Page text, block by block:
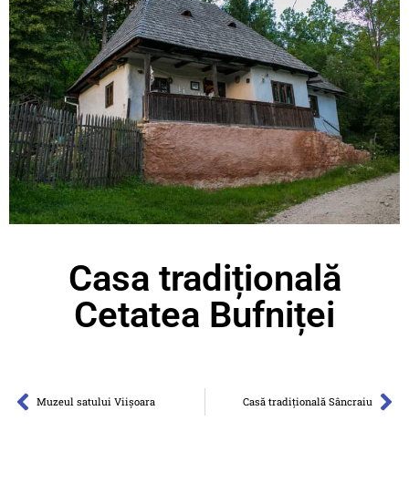
Casa tradițională
Cetatea Bufniței
Muzeul satului Viișoara Casă tradițională Sâncraiu